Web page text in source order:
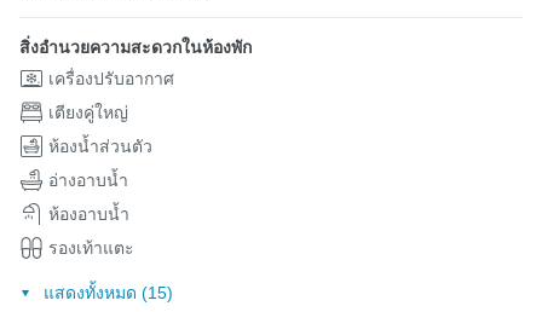
สิ่งอำนวยความสะดวกในห้องพัก
เครื่องปรับอากาศ
เตียงคู่ใหญ่
ห้องน้ำส่วนตัว
อ่างอาบน้ำ
ห้องอาบน้ำ
รองเท้าแตะ
แสดงทั้งหมด (15)